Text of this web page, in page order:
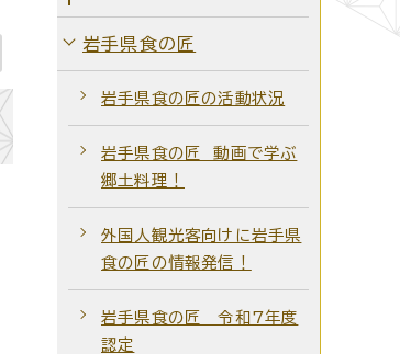
岩手県食の匠
岩手県食の匠の活動状況
岩手県食の匠 動画で学ぶ
郷土料理！
外国人観光客向けに岩手県
食の匠の情報発信！
岩手県食の匠 令和7年度
認定